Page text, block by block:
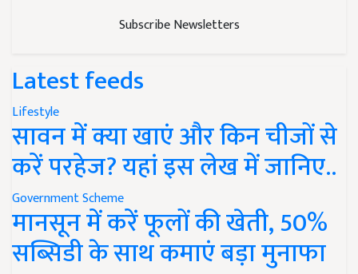
Subscribe Newsletters
Latest feeds
Lifestyle
सावन में क्या खाएं और किन चीजों से
करें परहेज? यहां इस लेख में जानिए..
Government Scheme
मानसून में करें फूलों की खेती, 50%
सब्सिडी के साथ कमाएं बड़ा मुनाफा